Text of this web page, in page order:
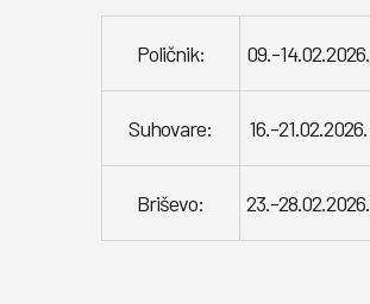
Poličnik: 09.-14.02.2026.
Suhovare: 16.-21.02.2026.
Briševo: 23.-28.02.2026.